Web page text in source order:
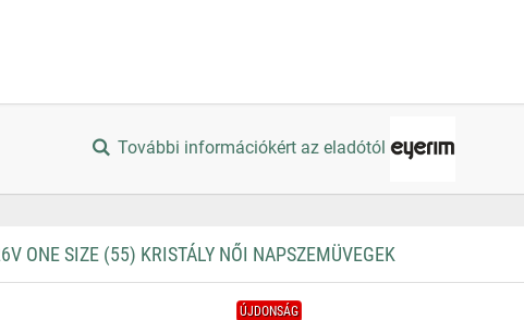
További információkért az eladótól
ONE SIZE (55) KRISTÁLY NŐI NAPSZEMÜVEGEK
ÚJDONSÁG